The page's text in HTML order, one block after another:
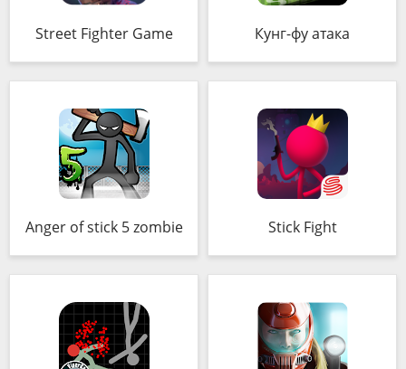
Street Fighter Game Кунг-фу атака
Anger of stick 5 zombie Stick Fight